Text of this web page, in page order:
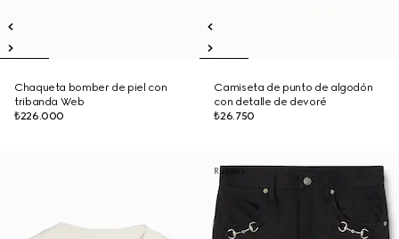
Chaqueta bomber de piel con
tribanda Web
₺226.000
Camiseta de punto de algodón
con detalle de devoré
₺26.750
Runway